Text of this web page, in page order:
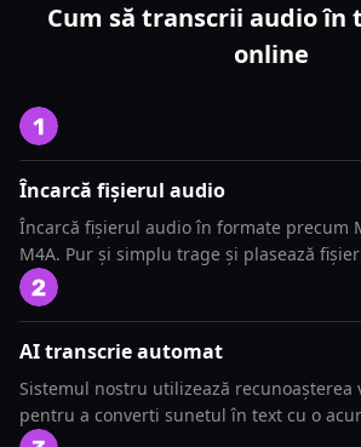
Cum să transcrii audio
online
Încarcă fișierul audio
Încarcă fișierul audio în formate precum
M4A. Pur și simplu trage și plasează
AI transcrie automat
Sistemul nostru utilizează recunoașterea
pentru a converti sunetul în text cu o